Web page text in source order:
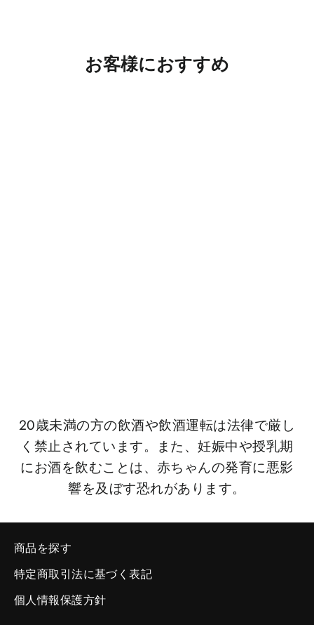
お客様におすすめ
20歳未満の方の飲酒や飲酒運転は法律で厳し
く禁止されています。また、妊娠中や授乳期
にお酒を飲むことは、赤ちゃんの発育に悪影
響を及ぼす恐れがあります。
商品を探す
特定商取引法に基づく表記
個人情報保護方針